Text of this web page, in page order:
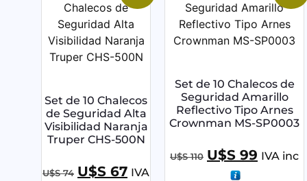
Set de 10 Chalecos
de Seguridad Alta
Visibilidad Naranja
Truper CHS-500N
U$S74 U$S 67 IVA
Set de 10 Chalecos de
Seguridad Amarillo
Reflectivo Tipo Arnes
Crownman MS-SP0003
U$S110 U$S 99 IVA inc